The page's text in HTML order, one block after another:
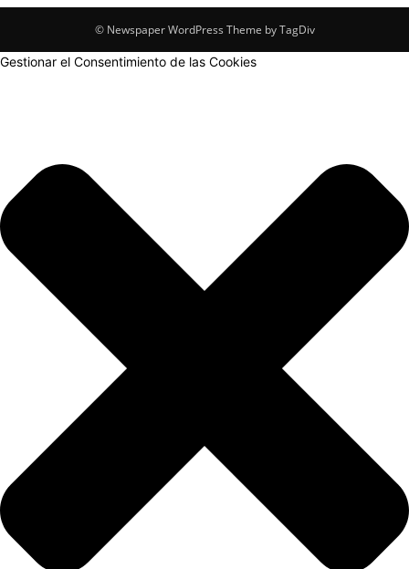
© Newspaper WordPress Theme by TagDiv
Gestionar el Consentimiento de las Cookies